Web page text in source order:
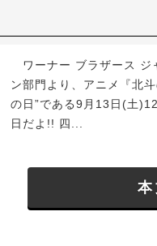
ワーナー ブラザース ジ
ン部門より、アニメ『北
の日”である9月13日(土
日だよ!! 四...